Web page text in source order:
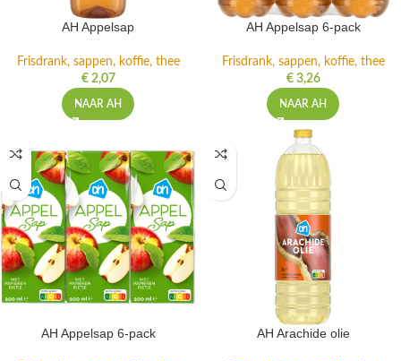
AH Appelsap
Frisdrank, sappen, koffie, thee
€2,07
NAAR AH
AH Appelsap 6-pack
Frisdrank, sappen, koffie, thee
€3,26
NAAR AH
AH Appelsap 6-pack AH Arachide olie